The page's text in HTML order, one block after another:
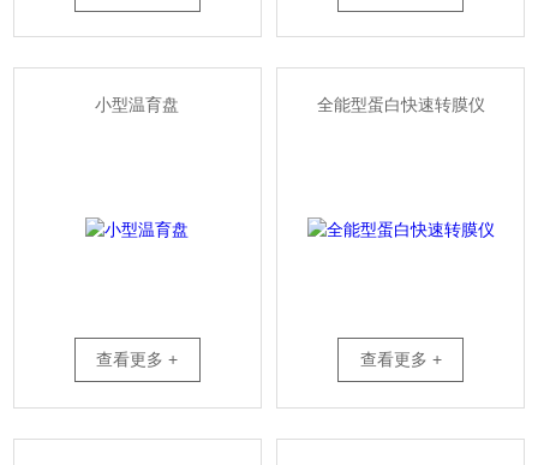
小型温育盘
查看更多 +
全能型蛋白快速转膜仪
查看更多 +